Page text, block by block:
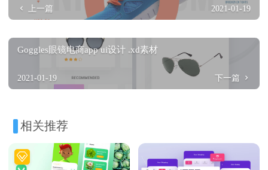
上一篇 2021-01-19
Goggles眼镜电商app ui设计 .xd素材
2021-01-19 下一篇
相关推荐